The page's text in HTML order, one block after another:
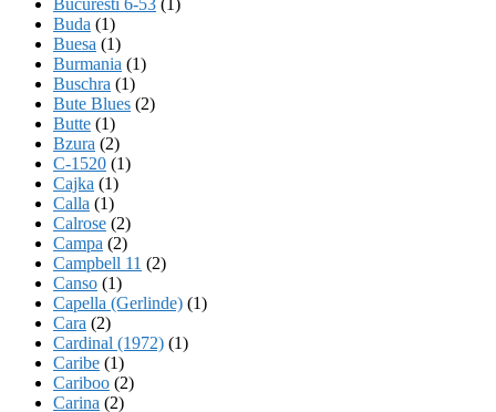
Buda (1)
Buesa (1)
Burmania (1)
Buschra (1)
Bute Blues (2)
Butte (1)
Bzura (2)
C-1520 (1)
Cajka (1)
Calla (1)
Calrose (2)
Campa (2)
Campbell 11 (2)
Canso (1)
Capella (Gerlinde) (1)
Cara (2)
Cardinal (1972) (1)
Caribe (1)
Cariboo (2)
Carina (2)